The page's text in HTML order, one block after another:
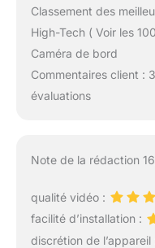
Classement des
High-Tech ( Voir les
Caméra de bord
Commentaires client :
évaluations
Note de la rédaction
qualité vidéo :
facilité d’installation :
discrétion de l’appareil